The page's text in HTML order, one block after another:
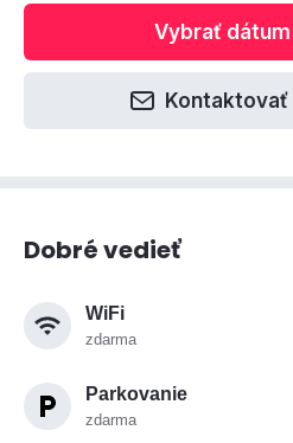
Vybrať
Dobré vedieť
WiFi
zdarma
Parkovanie
zdarma